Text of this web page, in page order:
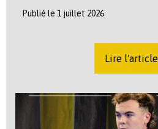
Publié le 1 juillet 2026
Lire l'article